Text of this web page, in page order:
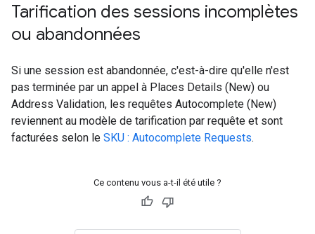
Tarification des sessions incomplètes
ou abandonnées
Si une session est abandonnée, c'est-à-dire qu'elle n'est
pas terminée par un appel à Places Details (New) ou
Address Validation, les requêtes Autocomplete (New)
reviennent au modèle de tarification par requête et sont
facturées selon le SKU : Autocomplete Requests.
Ce contenu vous a-t-il été utile ?